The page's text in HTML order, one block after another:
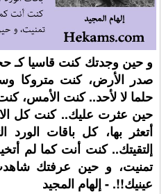
و حين وجدتك كنت قاسيا كـ
صدر الأرض، كنت متروكا
حلما لا لأحد.. كنت الأمس،
حين عثرت عليك.. كنت كل
أتعثر بها، كل باقات
إلتقيتك.. كنت أنت كما لم
تمنيت، و حين عرفتك
عينيك!!. - إلهام المجيد